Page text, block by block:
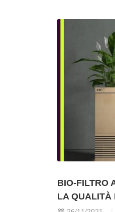
BIO-FILTRO
LA QUALITÀ